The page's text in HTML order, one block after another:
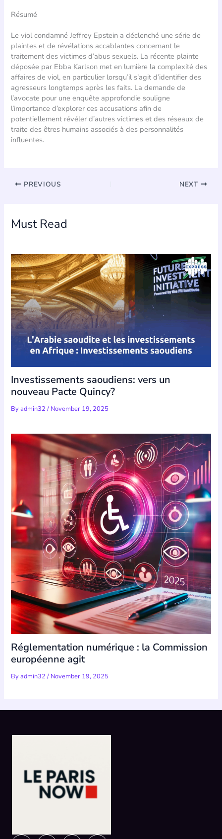
Résumé
Le viol condamné Jeffrey Epstein a déclenché une série de
plaintes et de révélations accablantes concernant le
traitement des victimes d’abus sexuels. La récente plainte
déposée par Ebba Karlson met en lumière la complexité des
affaires de viol, en particulier lorsqu’il s’agit d’identifier des
agresseurs longtemps après les faits. La demande de
l’avocate pour une enquête approfondie souligne
l’importance d’explorer ces accusations afin de
potentiellement révéler d’autres victimes et des réseaux de
traite des êtres humains associés à des personnalités
influentes.
PREVIOUS NEXT
Must Read
Investissements saoudiens: vers un
nouveau Pacte Quincy?
Byadmin32/ November 19, 2025
Réglementation numérique : la Commission
européenne agit
Byadmin32/ November 19, 2025